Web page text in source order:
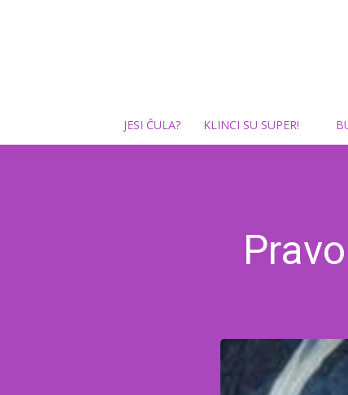
JESI ČULA? KLINCI SU SUPER!